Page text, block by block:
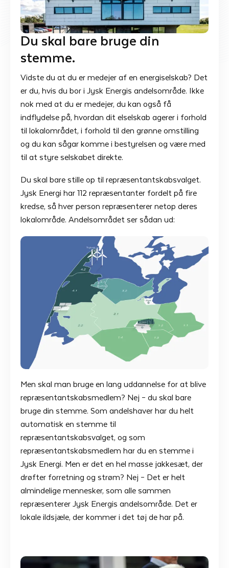
Du skal bare bruge din
stemme.
Vidste du at du er medejer af en energiselskab? Det
er du, hvis du bor i Jysk Energis andelsområde. Ikke
nok med at du er medejer, du kan også få
indflydelse på, hvordan dit elselskab agerer i forhold
til lokalområdet, i forhold til den grønne omstilling
og du kan sågar komme i bestyrelsen og være med
til at styre selskabet direkte.
Du skal bare stille op til repræsentantskabsvalget.
Jysk Energi har 112 repræsentanter fordelt på fire
kredse, så hver person repræsenterer netop deres
lokalområde. Andelsområdet ser sådan ud:
Men skal man bruge en lang uddannelse for at blive
repræsentantskabsmedlem? Nej – du skal bare
bruge din stemme. Som andelshaver har du helt
automatisk en stemme til
repræsentantskabsvalget, og som
repræsentantskabsmedlem har du en stemme i
Jysk Energi. Men er det en hel masse jakkesæt, der
drøfter forretning og strøm? Nej – Det er helt
almindelige mennesker, som alle sammen
repræsenterer Jysk Energis andelsområde. Det er
lokale ildsjæle, der kommer i det tøj de har på.